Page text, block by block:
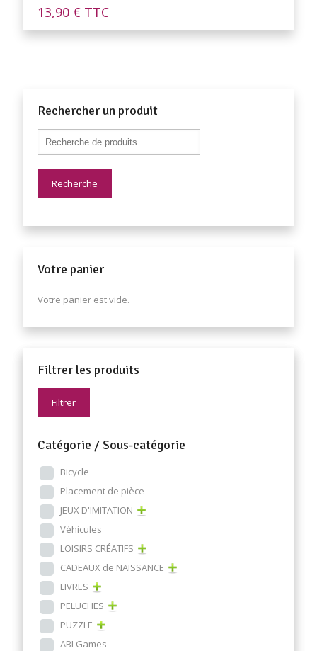
13,90 € TTC
Rechercher un produit
Recherche
Votre panier
Votre panier est vide.
Filtrer les produits
Filtrer
Catégorie / Sous-catégorie
Bicycle
Placement de pièce
JEUX D'IMITATION
Véhicules
LOISIRS CRÉATIFS
CADEAUX de NAISSANCE
LIVRES
PELUCHES
PUZZLE
ABI Games